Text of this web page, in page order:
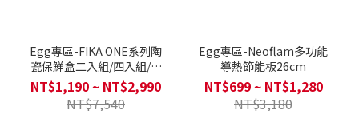
Egg專區-FIKA ONE系列陶
瓷保鮮盒二入組/四入組/六
入大全套-FIKA/奶茶粉(2色
任選)
NT$1,190 ~ NT$2,990
NT$7,540
Egg專區-Neoflam多功能
導熱節能板26cm
NT$699 ~ NT$1,280
NT$3,180